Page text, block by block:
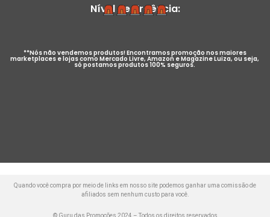
Nível de Urgência:
**Nós não vendemos produtos! Encontramos promoção nos maiores
marketplaces e lojas como Mercado Livre, Amazon e Magazine Luiza, ou seja,
só postamos produtos 100% seguros.
Quando você compra por meio de links em nosso site podemos ganhar uma comissão de
afiliados sem nenhum custo para você.
© Guru das Promoções 2024 – Todos os direitos reservados